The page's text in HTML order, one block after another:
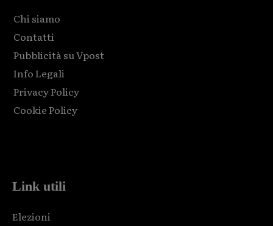
Chi siamo
Contatti
Pubblicità su Vpost
Info Legali
Privacy Policy
Cookie Policy
Link utili
Elezioni